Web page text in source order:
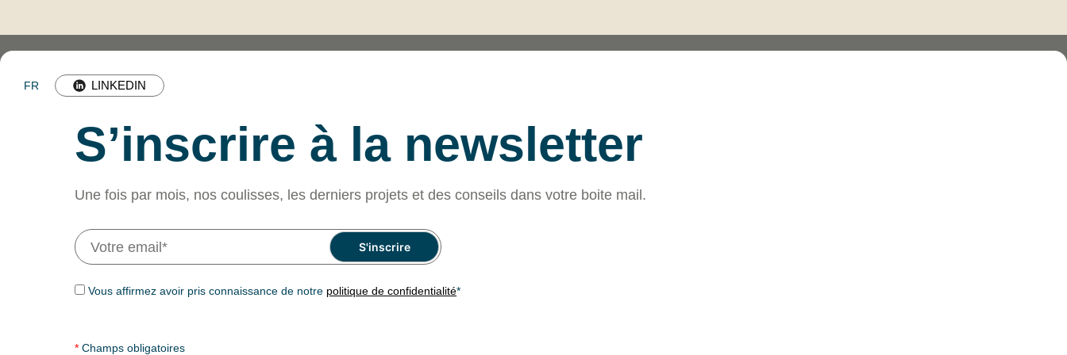
FR LINKEDIN
S’inscrire à la newsletter
Une fois par mois, nos coulisses, les derniers projets et des conseils dans votre boite mail.
Vous affirmez avoir pris connaissance de notre politique de confidentialité*
* Champs obligatoires